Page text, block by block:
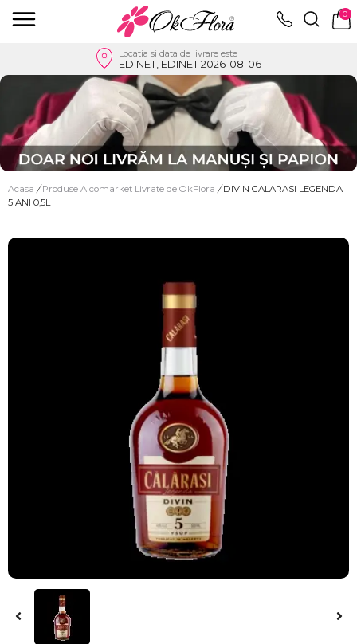
0
Locatia si data de livrare este
EDINET, EDINET 2026-08-06
Acasa / Produse Alcomarket Livrate de OkFlora / DIVIN CALARASI LEGENDA
5 ANI 0,5L